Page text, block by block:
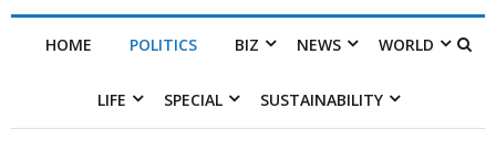
HOME POLITICS BIZ NEWS WORLD
LIFE SPECIAL SUSTAINABILITY